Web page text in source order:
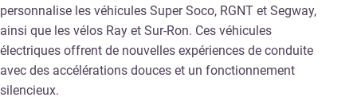
personnalise les véhicules Super Soco, RGNT et Segway,
ainsi que les vélos Ray et Sur-Ron. Ces véhicules
électriques offrent de nouvelles expériences de conduite
avec des accélérations douces et un fonctionnement
silencieux.